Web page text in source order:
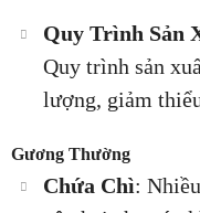
Quy Trình Sản
Quy trình sản
lượng, giảm
Gương Thường
Chứa Chì: